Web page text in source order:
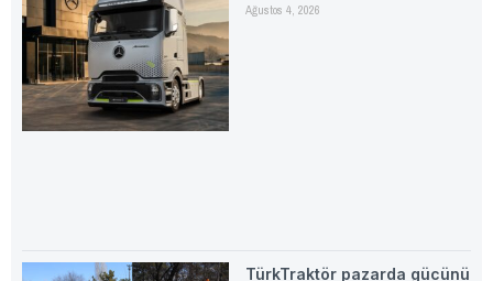
Ağustos 4, 2026
TürkTraktör pazarda gücünü